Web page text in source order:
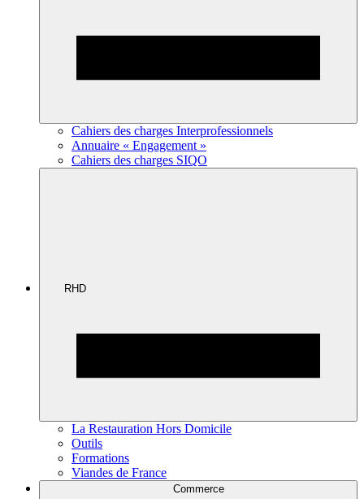
Cahiers des charges Interprofessionnels
Annuaire « Engagement »
Cahiers des charges SIQO
RHD
La Restauration Hors Domicile
Outils
Formations
Viandes de France
Commerce